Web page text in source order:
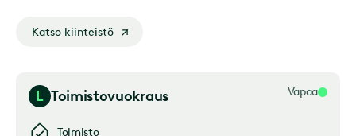
Katso kiinteistö
L Toimistovuokraus Vapaa
Toimisto